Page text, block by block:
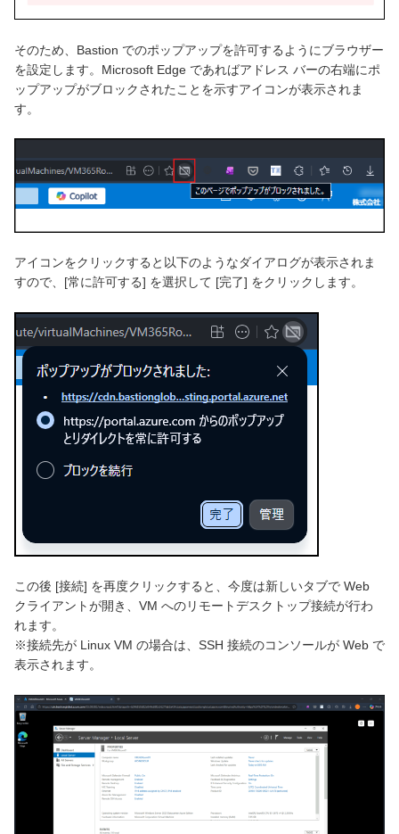
そのため、Bastion でのポップアップを許可するようにブラウザー
を設定します。Microsoft Edge であればアドレス バーの右端にポ
ップアップがブロックされたことを示すアイコンが表示されま
す。
アイコンをクリックすると以下のようなダイアログが表示されま
すので、[常に許可する] を選択して [完了] をクリックします。
この後 [接続] を再度クリックすると、今度は新しいタブで Web
クライアントが開き、VM へのリモートデスクトップ接続が行わ
れます。
※接続先が Linux VM の場合は、SSH 接続のコンソールが Web で
表示されます。